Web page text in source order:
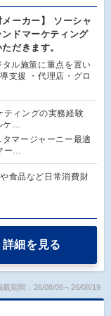
メーカー】 ソーシャ
ドマーケティング
だきます。
ル施策に重点を置い
支援 ・代理店・グロ
ティングの実務経験
ケ…
マージャーニー最適
ー…
食品など日常消費財
詳細を見る
載期間：26/08/06～26/08/19